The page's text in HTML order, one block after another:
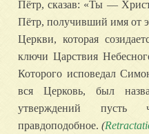
Пётр, сказав: «Ты —
Пётр, получивший имя от
Церкви, которая
ключи Царствия
Которого исповедал
вся Церковь, был
утверждений пусть
правдоподобное. (